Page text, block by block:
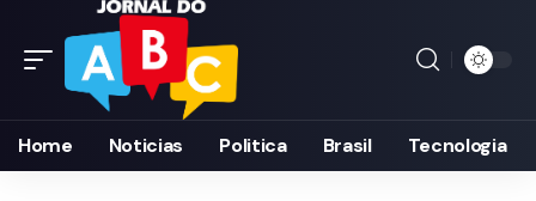
Home Noticias Politica Brasil Tecnologia